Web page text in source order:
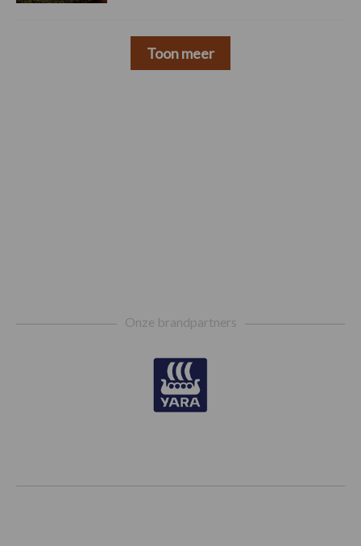
Toon meer
Onze brandpartners